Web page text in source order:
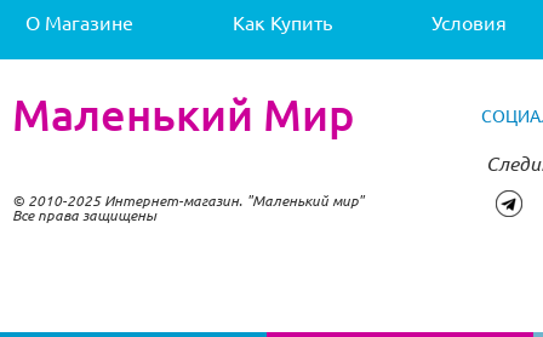
О Магазине Как Купить Условия
Маленький Мир
© 2010-2025 Интернет-магазин. "Маленький мир"
Все права защищены